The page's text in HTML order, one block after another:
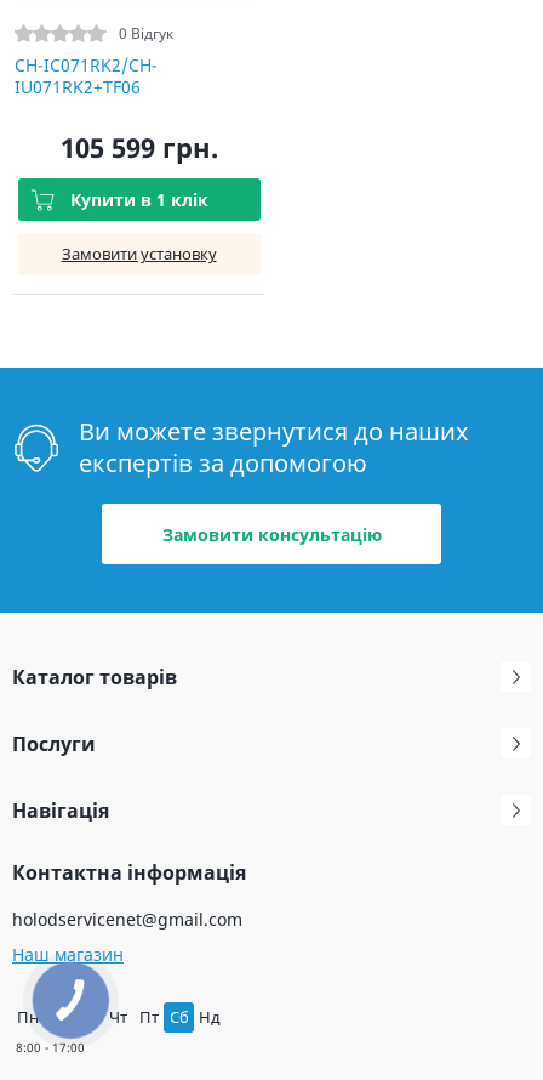
0 Відгук
CH-IC071RK2/CH-
IU071RK2+TF06
105 599 грн.
Купити в 1 клік
Замовити установку
Ви можете звернутися до наших
експертів за допомогою
Замовити консультацію
Каталог товарів
Послуги
Навігація
Контактна інформація
holodservicenet@gmail.com
Наш магазин
Пн Вт Чт Пт Сб Нд